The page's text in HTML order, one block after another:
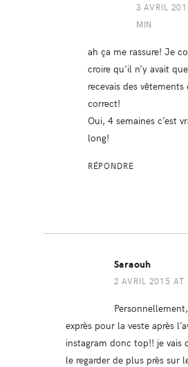
3 AVRIL
MIN
ah ça me rassure! Je
croire qu’il n’y avait
recevais des
correct!
Oui, 4 semaines c’est
long!
RÉPONDRE
Saraouh
2 AVRIL 2015
exprès pour la veste après
instagram donc top!! je vais
le regarder de plus près sur